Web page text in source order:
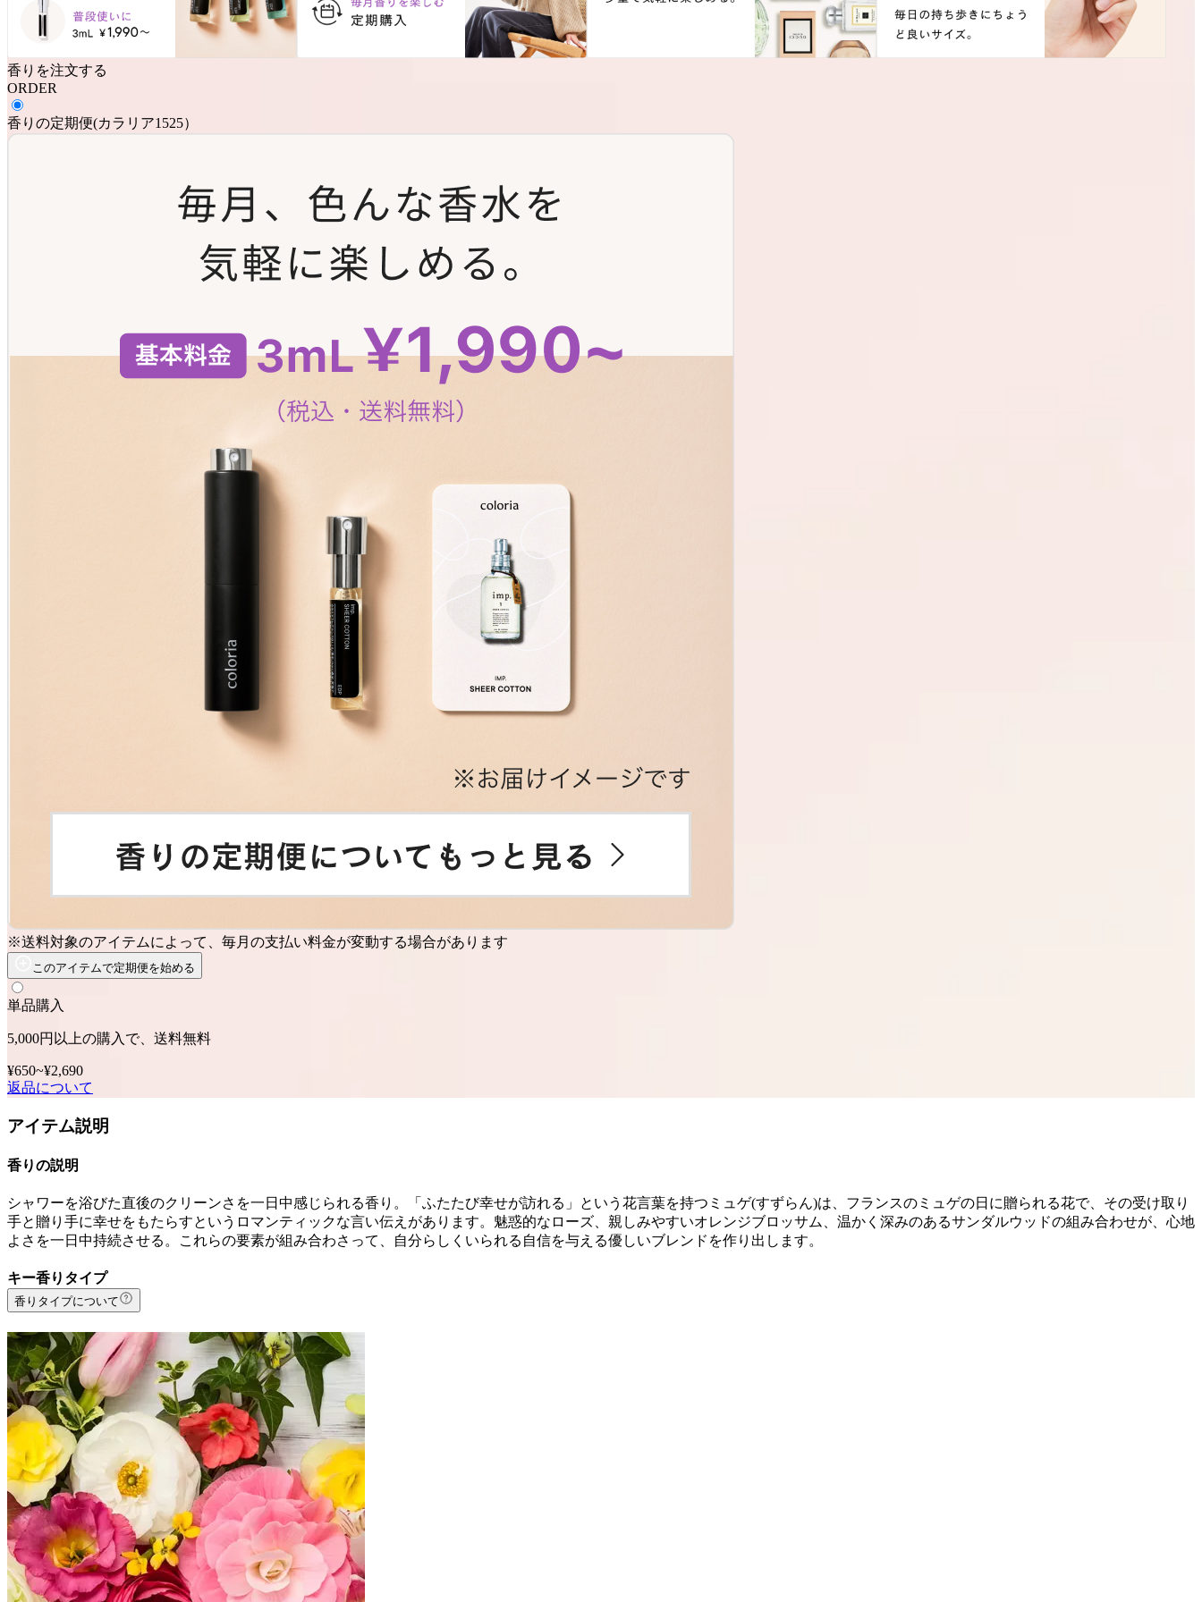
香りを注文する
ORDER
香りの定期便(カラリア1525）
※送料対象のアイテムによって、毎月の支払い料金が変動する場合があります
このアイテムで定期便を始める
単品購入
5,000円以上の購入で、送料無料
¥650~¥2,690
返品について
アイテム説明
香りの説明
シャワーを浴びた直後のクリーンさを一日中感じられる香り。「ふたたび幸せが訪れる」という花言葉を持つミュゲ(すずらん)は、フランスのミュゲの日に贈られる花で、その受け取り
手と贈り手に幸せをもたらすというロマンティックな言い伝えがあります。魅惑的なローズ、親しみやすいオレンジブロッサム、温かく深みのあるサンダルウッドの組み合わせが、心地
よさを一日中持続させる。これらの要素が組み合わさって、自分らしくいられる自信を与える優しいブレンドを作り出します。
キー香りタイプ
香りタイプについて